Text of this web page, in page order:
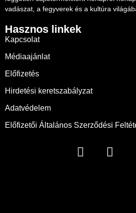
vadászat, a fegyverek és a kultúra
Hasznos linkek
Kapcsolat
Médiaajánlat
Előfizetés
Hirdetési keretszabályzat
Adatvédelem
Előfizetői Általános Szerződési